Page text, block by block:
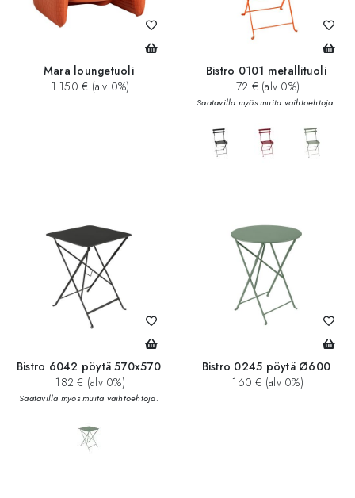
Mara loungetuoli
1 150 € (alv 0%)
Bistro 0101 metallituoli
72 € (alv 0%)
Saatavilla myös muita vaihtoehtoja.
Bistro 6042 pöytä 570x570
182 € (alv 0%)
Saatavilla myös muita vaihtoehtoja.
Bistro 0245 pöytä Ø600
160 € (alv 0%)